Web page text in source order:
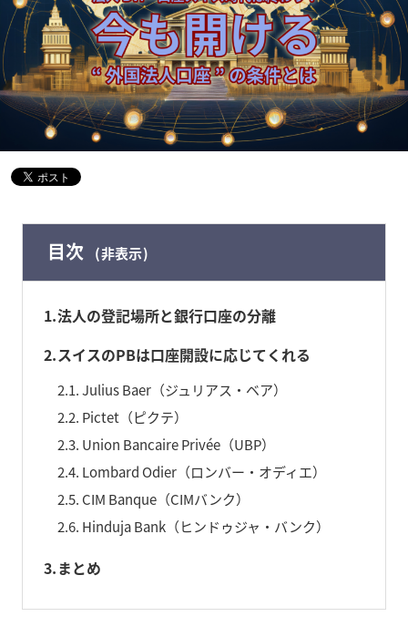
目次 非表示
1 法人の登記場所と銀行口座の分離
2 スイスのPBは口座開設に応じてくれる
2.1 Julius Baer（ジュリアス・ベア）
2.2 Pictet（ピクテ）
2.3 Union Bancaire Privée（UBP）
2.4 Lombard Odier（ロンバー・オディエ）
2.5 CIM Banque（CIMバンク）
2.6 Hinduja Bank（ヒンドゥジャ・バンク）
3 まとめ